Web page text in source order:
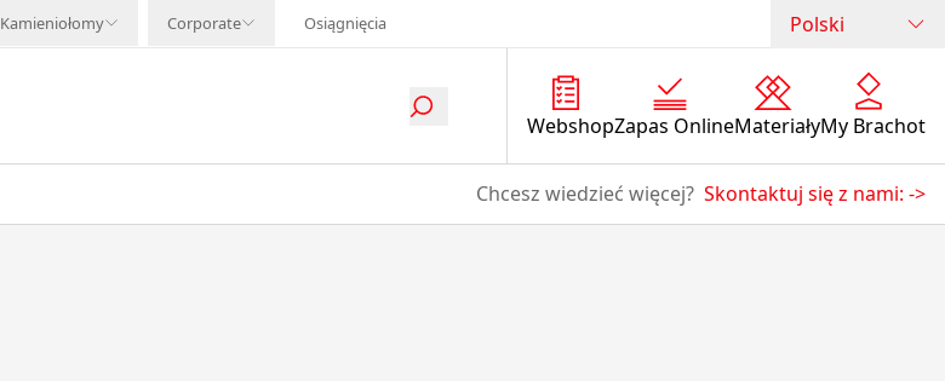
Kamieniołomy Corporate Osiągnięcia Polski
WebshopZapas OnlineMateriałyMy Brachot
Chcesz wiedzieć więcej? Skontaktuj się z nami: ->